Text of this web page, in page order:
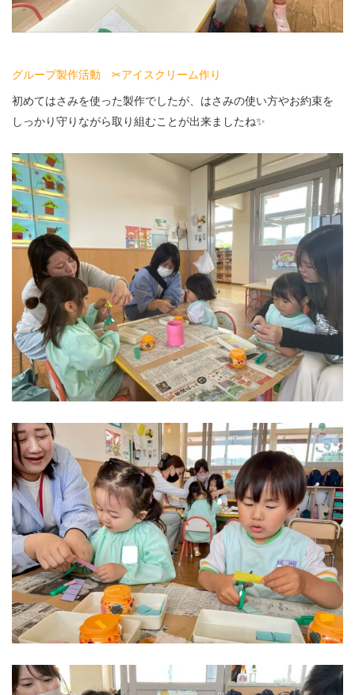
グループ製作活動 ✂︎アイスクリーム作り
初めてはさみを使った製作でしたが、はさみの使い方やお約束を
しっかり守りながら取り組むことが出来ましたね✨